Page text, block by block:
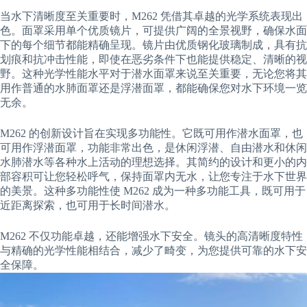
当水下清晰度至关重要时，M262 凭借其卓越的光学系统表现出
色。面罩采用单个优质镜片，可提供广阔的全景视野，确保水面
下的每个细节都能精确呈现。镜片由优质钢化玻璃制成，具有抗
划痕和抗冲击性能，即使在恶劣条件下也能提供稳定、清晰的视
野。这种光学性能水平对于潜水面罩来说至关重要，无论您将其
用作普通的水肺面罩还是浮潜面罩，都能确保您对水下环境一览
无余。
M262 的创新设计旨在实现多功能性。它既可用作潜水面罩，也
可用作浮潜面罩，功能非常出色，是休闲浮潜、自由潜水和休闲
水肺潜水等各种水上活动的理想选择。其简约的设计和更小的内
部容积可让您轻松呼气，保持面罩内无水，让您专注于水下世界
的美景。这种多功能性使 M262 成为一种多功能工具，既可用于
近距离探索，也可用于长时间潜水。
M262 不仅功能卓越，还能增强水下安全。镜头的高清晰度特性
与精确的光学性能相结合，减少了畸变，为您提供可靠的水下安
全保障。